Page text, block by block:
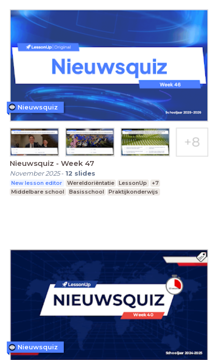
Nieuwsquiz - Week 47
November 2025- 12 slides
New lesson editor Wereldoriëntatie LessonUp
+7
Middelbare school
Basisschool Praktijkonderwijs
Nieuwsquiz
Nieuwsquiz